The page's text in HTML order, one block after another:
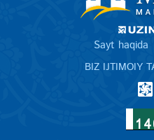
Sayt haqida
BIZ IJTIMOIY